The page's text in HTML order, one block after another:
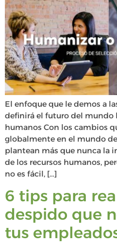
El enfoque que le demos a
definirá el futuro del mundo
humanos Con los cambios
globalmente en el mundo
plantean más que nunca la
de los recursos humanos,
no es fácil, […]
6 tips para
despido que
tus